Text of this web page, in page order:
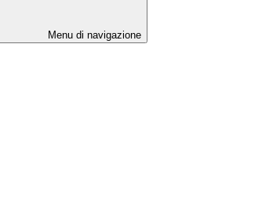
Menu di navigazione